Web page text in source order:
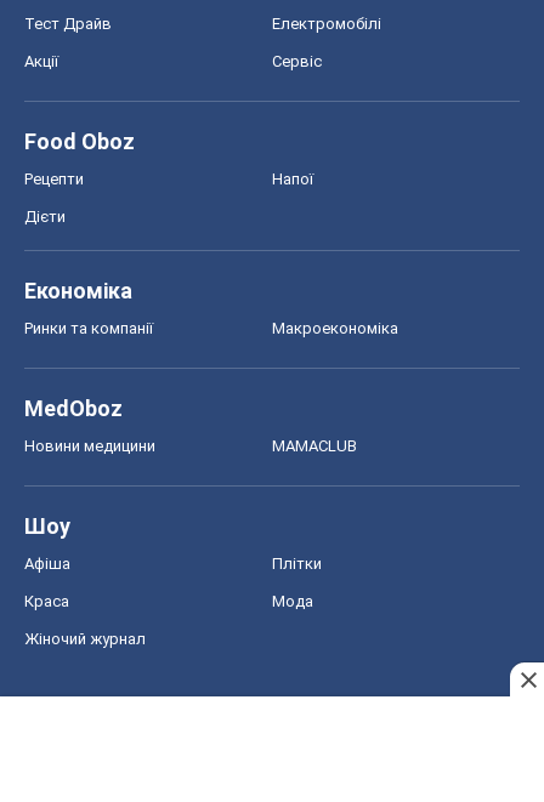
Тест Драйв Електромобілі
Акції Сервіс
Food Oboz
Рецепти Напої
Дієти
Економіка
Ринки та компанії Макроекономіка
MedOboz
Новини медицини MAMACLUB
Шоу
Афіша Плітки
Краса Мода
Жіночий журнал